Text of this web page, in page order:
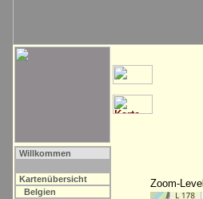
Willkommen
Kartenübersicht
Belgien
Zoom-